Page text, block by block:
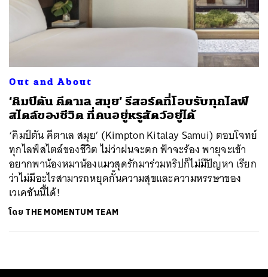
Out and About
‘คิมป์ตัน คีตาเล สมุย’ รีสอร์ตที่โอบรับทุกไลฟ์
สไตล์ของชีวิต ที่คนอยู่หรูสัตว์อยู่ได้
‘คิมป์ตัน คีตาเล สมุย’ (Kimpton Kitalay Samui) ตอบโจทย์
ทุกไลฟ์สไตล์ของชีวิต ไม่ว่าฝนจะตก ฟ้าจะร้อง พายุจะเข้า
อยากพาน้องหมาน้องแมวสุดรักมาร่วมทริปก็ไม่มีปัญหา เรียก
ว่าไม่มีอะไรสามารถหยุดกั้นความสุขและความหรรษาของ
เวเคชันนี้ได้!
โดย THE MOMENTUM TEAM
SHARE TWEET LINE EMAIL